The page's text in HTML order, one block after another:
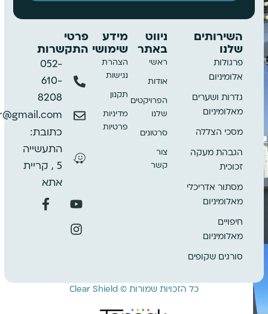
ניווט
באתר
ראשי
אודות
הפרויקטים
שלנו
סרטונים
צור
קשר
השירותים
שלנו
פרגולות
אלומיניום
גדרות ושערים
מאלומיניום
מסכי הצללה
הגבהת מעקה
זכוכית
מסתור אדריכלי
מאלומיניום
חיפויים
מאלומיניום
סורגים שקופים
מידע
שימושי
הצהרת
נגישות
תקנון
מדיניות
פרטיות
פרטי
התקשרות
052-
610-
8208
כתובת:
התעשייה
5 , קריית
אתא
כל הזכויות שמורות © Clear Shield